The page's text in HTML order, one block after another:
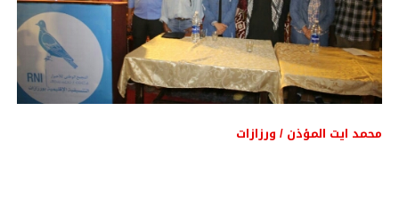
محمد ايت المؤذن / ورزازات